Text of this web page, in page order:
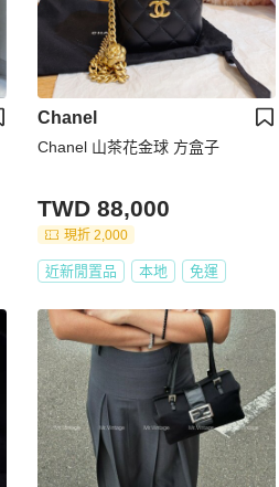
Chanel
Chanel 山茶花金球 方盒子
TWD 88,000
現折 2,000
近新閒置品 本地 免運